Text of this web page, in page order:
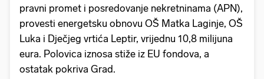
pravni promet i posredovanje nekretninama (APN),
provesti energetsku obnovu OŠ Matka Laginje, OŠ
Luka i Dječjeg vrtića Leptir, vrijednu 10,8 milijuna
eura. Polovica iznosa stiže iz EU fondova, a
ostatak pokriva Grad.